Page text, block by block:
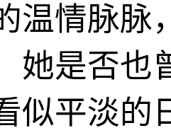
温情脉
她是否也
似平淡的